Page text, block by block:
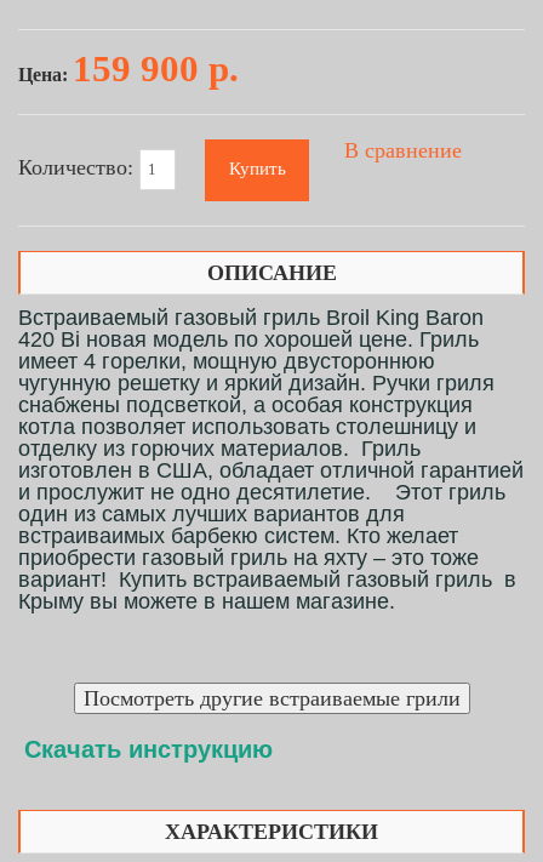
Цена: 159 900 р.
Количество: Купить
В сравнение
ОПИСАНИЕ
Встраиваемый газовый гриль Broil King Baron
420 Bi новая модель по хорошей цене. Гриль
имеет 4 горелки, мощную двустороннюю
чугунную решетку и яркий дизайн. Ручки гриля
снабжены подсветкой, а особая конструкция
котла позволяет использовать столешницу и
отделку из горючих материалов. Гриль
изготовлен в США, обладает отличной гарантией
и прослужит не одно десятилетие. Этот гриль
один из самых лучших вариантов для
встраиваимых барбекю систем. Кто желает
приобрести газовый гриль на яхту – это тоже
вариант! Купить встраиваемый газовый гриль в
Крыму вы можете в нашем магазине.
Скачать инструкцию
ХАРАКТЕРИСТИКИ